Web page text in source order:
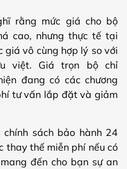
rằng mức giá cho bộ
cao, nhưng thực tế tại
giá vô cùng hợp lý so với
việt. Giá trọn bộ chỉ
đang có các chương
tư vấn lắp đặt và giảm
sách bảo hành 24
thay thế miễn phí nếu có
đến cho bạn sự an